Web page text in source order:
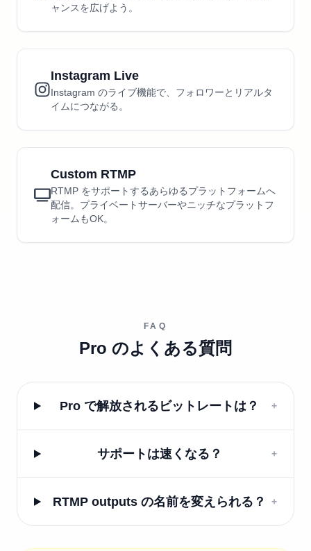
ャンスを広げよう。
Instagram Live
Instagram のライブ機能で、フォロワーとリアルタ
イムにつながる。
Custom RTMP
RTMP をサポートするあらゆるプラットフォームへ
配信。プライベートサーバーやニッチなプラットフ
ォームもOK。
FAQ
Pro のよくある質問
Pro で解放されるビットレートは？ +
サポートは速くなる？ +
RTMP outputs の名前を変えられる？ +